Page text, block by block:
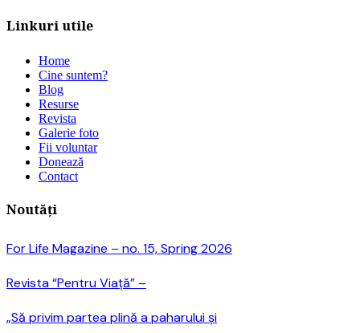
Linkuri utile
Home
Cine suntem?
Blog
Resurse
Revista
Galerie foto
Fii voluntar
Donează
Contact
Noutăți
For Life Magazine – no. 15, Spring 2026
Revista “Pentru Viață” –
„Să privim partea plină a paharului și